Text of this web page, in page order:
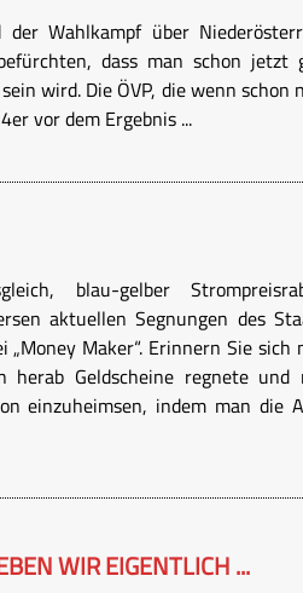
Wahlkampf über
dass man schon jetzt
wird. Die ÖVP, die wenn schon
vor dem Ergebnis ...
blau-gelber
aktuellen Segnungen des
Maker“. Erinnern Sie sich
Geldscheine regnete und
einzuheimsen, indem man die
WIR EIGENTLICH ...